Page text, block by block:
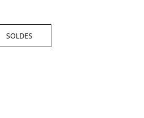
SOLDES